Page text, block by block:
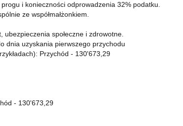
i konieczności odprowadzenia 32% podatku.
ze współmałżonkiem.
społeczne i zdrowotne.
dnia uzyskania pierwszego przychodu
Przychód - 130'673,29
- 130'673,29